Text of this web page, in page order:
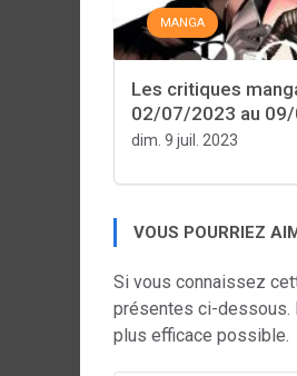
MANGA
Les critiques
02/07/2023 au
dim. 9 juil. 2023
VOUS POURRIEZ
Si vous connaissez
présentes ci-dessous.
plus efficace possible.